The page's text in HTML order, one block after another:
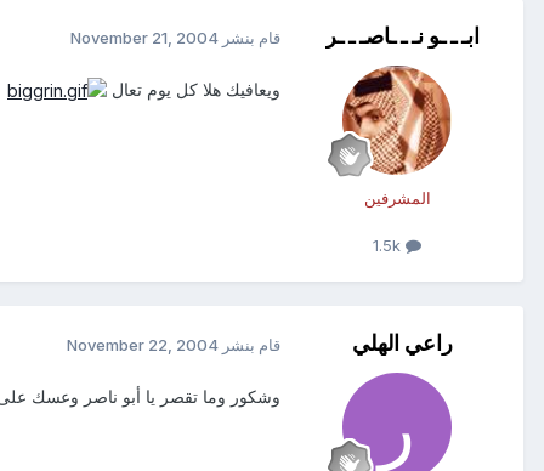
ابـ ـ ـو نـ ـ ـاصـ ـ ـر
المشرفين
قام بنشر November 21, 2004
ويعافيك هلا كل يوم تعال
راعي الهلي قام بنشر November 22, 2004
وشكور وما تقصر يا أبو ناصر وعسك على